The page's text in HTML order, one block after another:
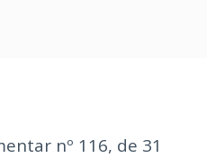
nº 116, de 31